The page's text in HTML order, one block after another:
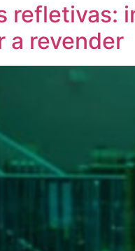
refletivas:
a revender